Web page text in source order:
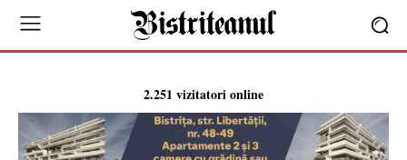
2.251 vizitatori online